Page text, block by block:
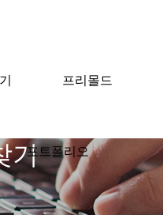
프리몰드
포트폴리오
기